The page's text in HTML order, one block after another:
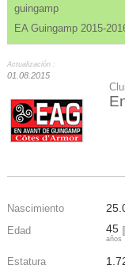
guingamp
EA Guingamp 2015-
Actualización :
01.08.2015
Nascimiento
Edad 45
años
Estatura